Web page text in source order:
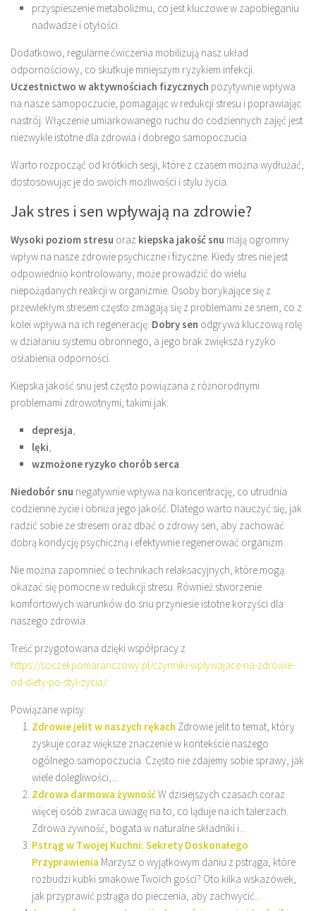
przyspieszenie metabolizmu, co jest kluczowe w zapobieganiu
nadwadze i otyłości.
Dodatkowo, regularne ćwiczenia mobilizują nasz układ
odpornościowy, co skutkuje mniejszym ryzykiem infekcji.
Uczestnictwo w aktywnościach fizycznych pozytywnie wpływa
na nasze samopoczucie, pomagając w redukcji stresu i poprawiając
nastrój. Włączenie umiarkowanego ruchu do codziennych zajęć jest
niezwykle istotne dla zdrowia i dobrego samopoczucia.
Warto rozpocząć od krótkich sesji, które z czasem można wydłużać,
dostosowując je do swoich możliwości i stylu życia.
Jak stres i sen wpływają na zdrowie?
Wysoki poziom stresu oraz kiepska jakość snu mają ogromny
wpływ na nasze zdrowie psychiczne i fizyczne. Kiedy stres nie jest
odpowiednio kontrolowany, może prowadzić do wielu
niepożądanych reakcji w organizmie. Osoby borykające się z
przewlekłym stresem często zmagają się z problemami ze snem, co z
kolei wpływa na ich regenerację. Dobry sen odgrywa kluczową rolę
w działaniu systemu obronnego, a jego brak zwiększa ryzyko
osłabienia odporności.
Kiepska jakość snu jest często powiązana z różnorodnymi
problemami zdrowotnymi, takimi jak:
depresja,
lęki,
wzmożone ryzyko chorób serca.
Niedobór snu negatywnie wpływa na koncentrację, co utrudnia
codzienne życie i obniża jego jakość. Dlatego warto nauczyć się, jak
radzić sobie ze stresem oraz dbać o zdrowy sen, aby zachować
dobrą kondycję psychiczną i efektywnie regenerować organizm.
Nie można zapomnieć o technikach relaksacyjnych, które mogą
okazać się pomocne w redukcji stresu. Również stworzenie
komfortowych warunków do snu przyniesie istotne korzyści dla
naszego zdrowia.
Treść przygotowana dzięki współpracy z
https://soczekpomaranczowy.pl/czynniki-wplywajace-na-zdrowie-
od-diety-po-styl-zycia/.
Powiązane wpisy:
Zdrowie jelit w naszych rękach Zdrowie jelit to temat, który
zyskuje coraz większe znaczenie w kontekście naszego
ogólnego samopoczucia. Często nie zdajemy sobie sprawy, jak
wiele dolegliwości,...
Zdrowa darmowa żywnośćW dzisiejszych czasach coraz
więcej osób zwraca uwagę na to, co ląduje na ich talerzach.
Zdrowa żywność, bogata w naturalne składniki i...
Pstrąg w Twojej Kuchni: Sekrety Doskonałego
Przyprawienia Marzysz o wyjątkowym daniu z pstrąga, które
rozbudzi kubki smakowe Twoich gości? Oto kilka wskazówek,
jak przyprawić pstrąga do pieczenia, aby zachwycić...